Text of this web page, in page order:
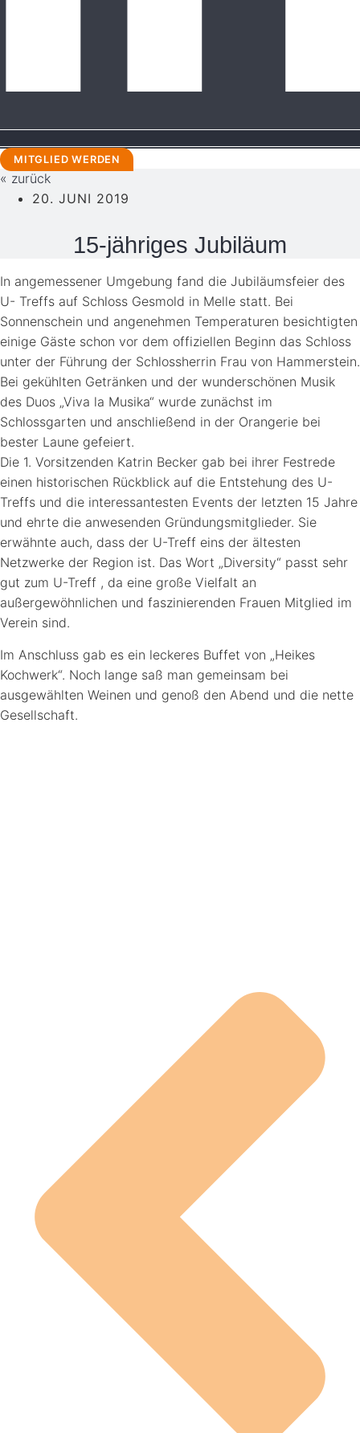
MITGLIED WERDEN
« zurück
20. JUNI 2019
15-jähriges Jubiläum
In angemessener Umgebung fand die Jubiläumsfeier des
U- Treffs auf Schloss Gesmold in Melle statt. Bei
Sonnenschein und angenehmen Temperaturen besichtigten
einige Gäste schon vor dem offiziellen Beginn das Schloss
unter der Führung der Schlossherrin Frau von Hammerstein.
Bei gekühlten Getränken und der wunderschönen Musik
des Duos „Viva la Musika“ wurde zunächst im
Schlossgarten und anschließend in der Orangerie bei
bester Laune gefeiert.
Die 1. Vorsitzenden Katrin Becker gab bei ihrer Festrede
einen historischen Rückblick auf die Entstehung des U-
Treffs und die interessantesten Events der letzten 15 Jahre
und ehrte die anwesenden Gründungsmitglieder. Sie
erwähnte auch, dass der U-Treff eins der ältesten
Netzwerke der Region ist. Das Wort „Diversity“ passt sehr
gut zum U-Treff , da eine große Vielfalt an
außergewöhnlichen und faszinierenden Frauen Mitglied im
Verein sind.
Im Anschluss gab es ein leckeres Buffet von „Heikes
Kochwerk“. Noch lange saß man gemeinsam bei
ausgewählten Weinen und genoß den Abend und die nette
Gesellschaft.